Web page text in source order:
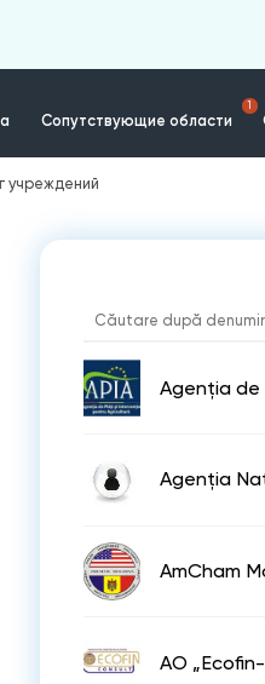
Сопутствующие области
1
учреждений
Agenţia de
Agenția
AmCham
AO